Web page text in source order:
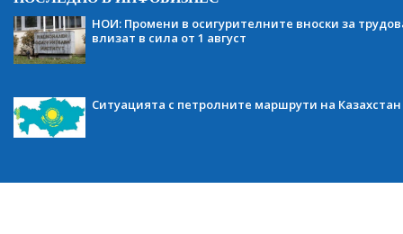
НОИ: Промени в осигурителните вноски за
влизат в сила от 1 август
Ситуацията с петролните маршрути на Казахстан